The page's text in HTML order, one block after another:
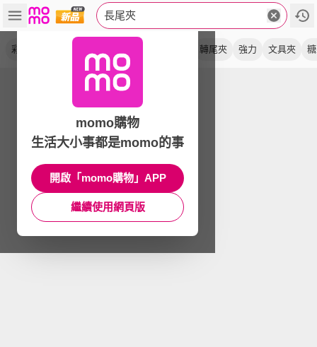
長尾夾
彩色 轉尾夾 強力 文具夾
momo購物
生活大小事都是momo的事
開啟「momo購物」APP
繼續使用網頁版